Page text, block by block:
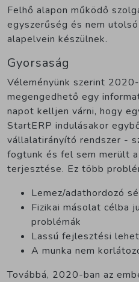
Felhő alapon működő
egyszerűség és nem
alapelvein készülnek.
Gyorsaság
Véleményünk szerint
megengedhető egy
napot kelljen várni, hogy
StartERP indulásakor
vállalatirányító rendszer -
fogtunk és fel sem merült
terjesztése. Ez több
Lemez/adathordozó
Fizikai másolat célba
problémák
Lassú fejlesztési
A munka nem
Továbbá, 2020-ban az